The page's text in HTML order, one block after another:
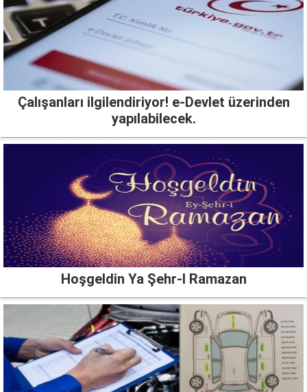
Çalışanları ilgilendiriyor! e-Devlet üzerinden
yapılabilecek.
Hoşgeldin Ya Şehr-I Ramazan